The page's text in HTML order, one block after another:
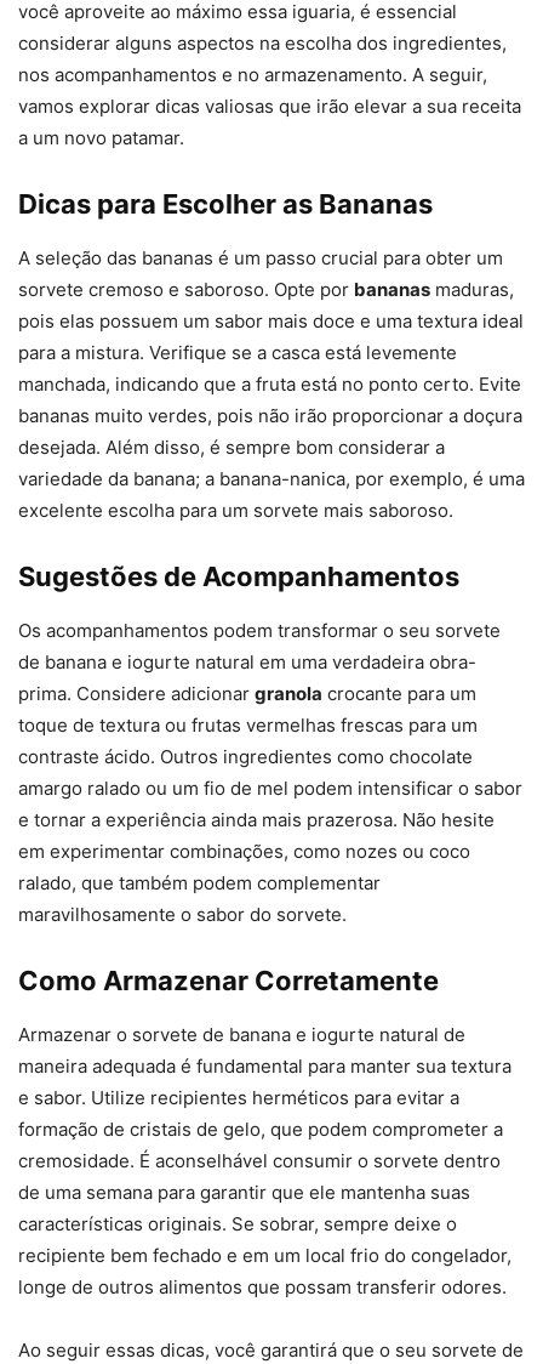
você aproveite ao máximo essa iguaria, é essencial
considerar alguns aspectos na escolha dos ingredientes,
nos acompanhamentos e no armazenamento. A seguir,
vamos explorar dicas valiosas que irão elevar a sua receita
a um novo patamar.
Dicas para Escolher as Bananas
A seleção das bananas é um passo crucial para obter um
sorvete cremoso e saboroso. Opte por bananas maduras,
pois elas possuem um sabor mais doce e uma textura ideal
para a mistura. Verifique se a casca está levemente
manchada, indicando que a fruta está no ponto certo. Evite
bananas muito verdes, pois não irão proporcionar a doçura
desejada. Além disso, é sempre bom considerar a
variedade da banana; a banana-nanica, por exemplo, é uma
excelente escolha para um sorvete mais saboroso.
Sugestões de Acompanhamentos
Os acompanhamentos podem transformar o seu sorvete
de banana e iogurte natural em uma verdadeira obra-
prima. Considere adicionar granola crocante para um
toque de textura ou frutas vermelhas frescas para um
contraste ácido. Outros ingredientes como chocolate
amargo ralado ou um fio de mel podem intensificar o sabor
e tornar a experiência ainda mais prazerosa. Não hesite
em experimentar combinações, como nozes ou coco
ralado, que também podem complementar
maravilhosamente o sabor do sorvete.
Como Armazenar Corretamente
Armazenar o sorvete de banana e iogurte natural de
maneira adequada é fundamental para manter sua textura
e sabor. Utilize recipientes herméticos para evitar a
formação de cristais de gelo, que podem comprometer a
cremosidade. É aconselhável consumir o sorvete dentro
de uma semana para garantir que ele mantenha suas
características originais. Se sobrar, sempre deixe o
recipiente bem fechado e em um local frio do congelador,
longe de outros alimentos que possam transferir odores.
Ao seguir essas dicas, você garantirá que o seu sorvete de